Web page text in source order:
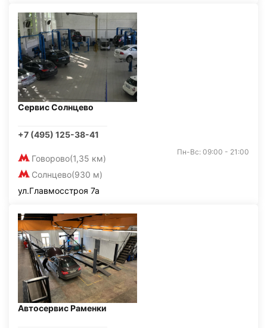
Сервис Солнцево
+7 (495) 125-38-41
Говорово(1,35 км)
Солнцево(930 м)
Пн-Вс: 09:00 - 21:00
ул.Главмосстроя 7а
Автосервис Раменки